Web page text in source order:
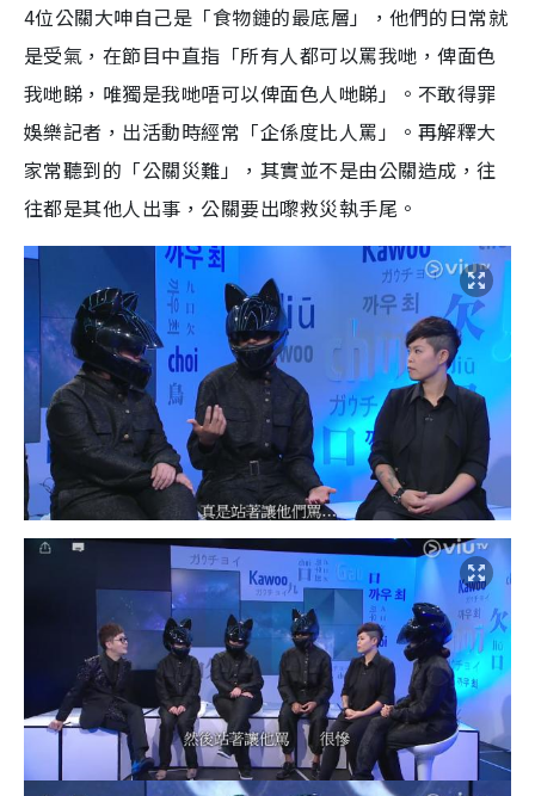
4位公關大呻自己是「食物鏈的最底層」，他們的日常就
是受氣，在節目中直指「所有人都可以罵我哋，俾面色
我哋睇，唯獨是我哋唔可以俾面色人哋睇」。不敢得罪
娛樂記者，出活動時經常「企係度比人罵」。再解釋大
家常聽到的「公關災難」，其實並不是由公關造成，往
往都是其他人出事，公關要出嚟救災執手尾。